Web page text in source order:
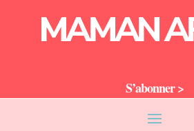
MAMAN
S’abonner >